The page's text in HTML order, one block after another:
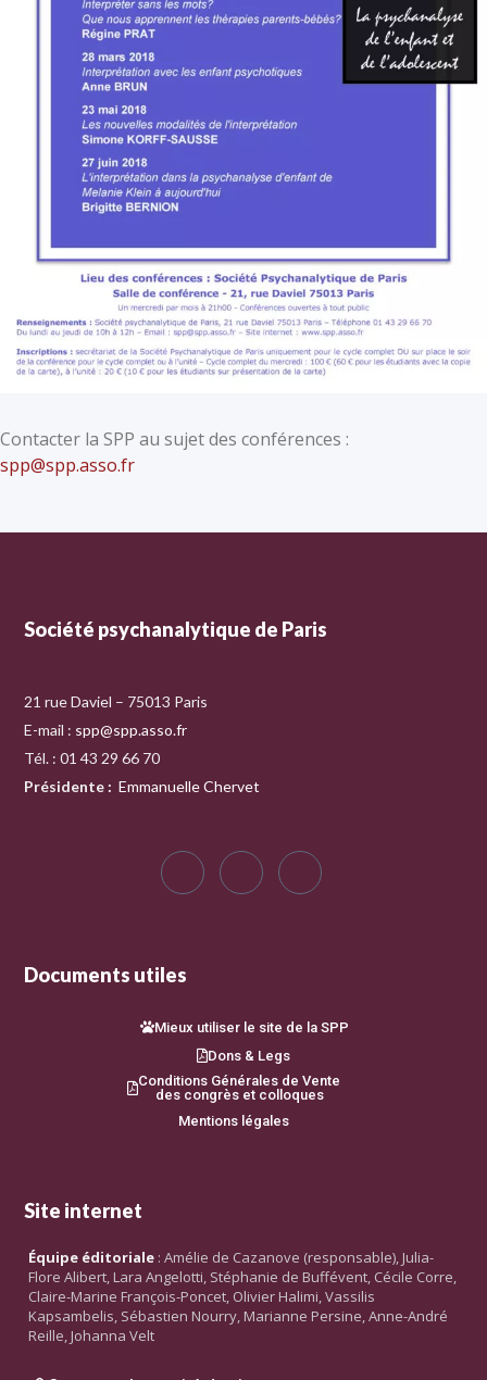
Contacter la SPP au sujet des conférences :
spp@spp.asso.fr
Société psychanalytique de Paris
21 rue Daviel – 75013 Paris
E-mail : spp@spp.asso.fr
Tél. : 01 43 29 66 70
Présidente : Emmanuelle Chervet
Documents utiles
Mieux utiliser le site de la SPP
Dons & Legs
Conditions Générales de Vente
des congrès et colloques
Mentions légales
Site internet
Équipe éditoriale : Amélie de Cazanove (responsable), Julia-
Flore Alibert, Lara Angelotti, Stéphanie de Buffévent, Cécile Corre,
Claire-Marine François-Poncet, Olivier Halimi, Vassilis
Kapsambelis, Sébastien Nourry, Marianne Persine, Anne-André
Reille, Johanna Velt